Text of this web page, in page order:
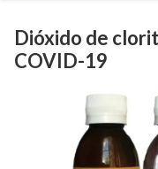
Dióxido de
COVID-19